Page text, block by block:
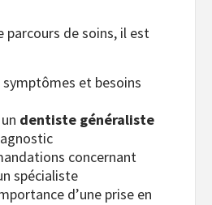
de soins, il est
et besoins
dentiste généraliste
concernant
spécialiste
d’une prise en